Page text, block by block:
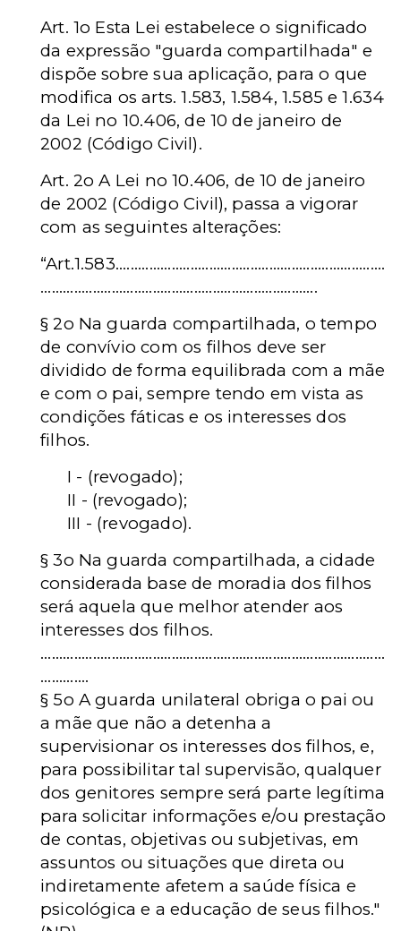
Art. 1o Esta Lei estabelece o significado
da expressão "guarda compartilhada" e
dispõe sobre sua aplicação, para o que
modifica os arts. 1.583, 1.584, 1.585 e 1.634
da Lei no 10.406, de 10 de janeiro de
2002 (Código Civil).
Art. 2o A Lei no 10.406, de 10 de janeiro
de 2002 (Código Civil), passa a vigorar
com as seguintes alterações:
“Art.1.583........................................................................
..........................................................................
§ 2o Na guarda compartilhada, o tempo
de convívio com os filhos deve ser
dividido de forma equilibrada com a mãe
e com o pai, sempre tendo em vista as
condições fáticas e os interesses dos
filhos.
I - (revogado);
II - (revogado);
III - (revogado).
§ 3o Na guarda compartilhada, a cidade
considerada base de moradia dos filhos
será aquela que melhor atender aos
interesses dos filhos.
............................................................................................
.............
§ 5o A guarda unilateral obriga o pai ou
a mãe que não a detenha a
supervisionar os interesses dos filhos, e,
para possibilitar tal supervisão, qualquer
dos genitores sempre será parte legítima
para solicitar informações e/ou prestação
de contas, objetivas ou subjetivas, em
assuntos ou situações que direta ou
indiretamente afetem a saúde física e
psicológica e a educação de seus filhos."